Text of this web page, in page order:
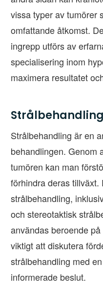
vissa typer av tumörer
omfattande åtkomst.
ingrepp utförs av
specialisering inom
maximera resultatet
Strålbehandling
Strålbehandling är en
behandlingen. Genom
tumören kan man
förhindra deras
strålbehandling,
och stereotaktisk
användas beroende
viktigt att diskutera
strålbehandling med
informerade beslut.